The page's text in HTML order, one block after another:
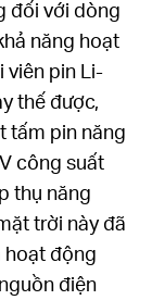
đối với dòng
năng hoạt
viên pin Li-
thế được,
tấm pin năng
công suất
thụ năng
trời này đã
hoạt động
điện